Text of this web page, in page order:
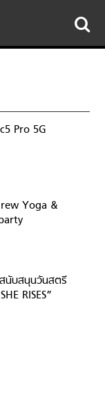
Pro 5G
Yoga &
นับสนุนวันสตรี
RISES”